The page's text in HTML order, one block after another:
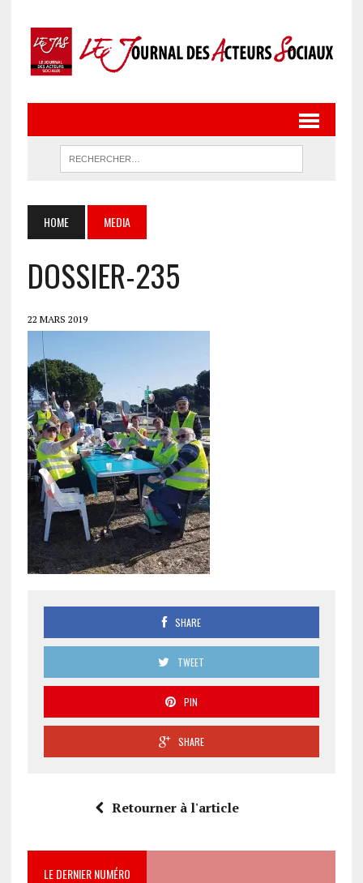
HOME MEDIA
DOSSIER-235
22 MARS 2019
SHARE
TWEET
PIN
SHARE
Retourner à l'article
LE DERNIER NUMÉRO